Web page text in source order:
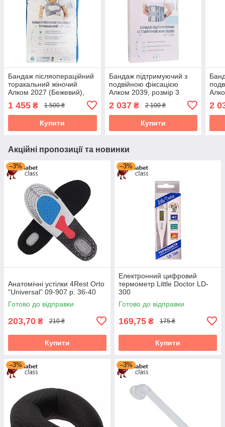
Бандаж післяопераційний
торакальний жіночий
Алком 2027 (Бежевий),
1 455 ₴ 1 500 ₴
Купити
Бандаж підтримуючий з
подвійною фіксацією
Алком 2039, розмір 3
2 037₴ 2 100 ₴
Купити
2
Акційні пропозиції та новинки
–3%
Анатомічні устілки 4Rest Orto
“Universal” 09-907 р. 36-40
Готово до відправки
203,70 ₴ 210 ₴
Купити
–3%
Електронний цифровий
термометр Little Doctor LD-
300
Готово до відправки
169,75 ₴ 175 ₴
Купити
–3% –3%